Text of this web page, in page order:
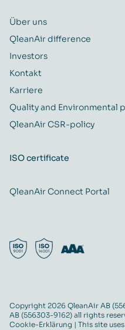
Über uns
QleanAir difference
Investors
Kontakt
Karriere
Quality and Environmental
QleanAir CSR-policy
ISO certificate
QleanAir Connect Portal
Copyright 2026 QleanAir AB
AB (556303-9162) all rights
Cookie-Erklärung | This site